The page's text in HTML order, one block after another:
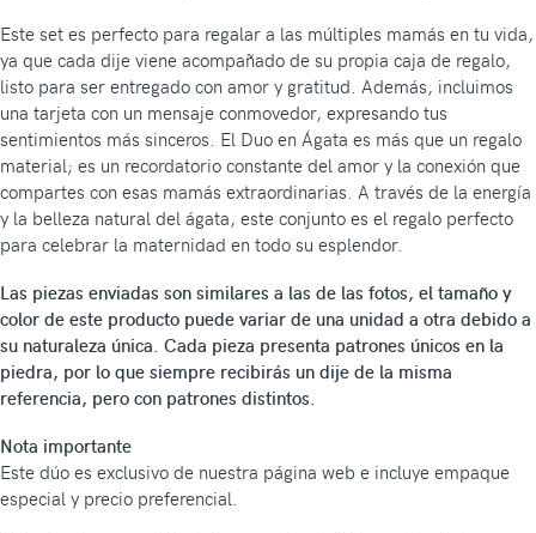
Este set es perfecto para regalar a las múltiples mamás en tu vida,
ya que cada dije viene acompañado de su propia caja de regalo,
listo para ser entregado con amor y gratitud. Además, incluimos
una tarjeta con un mensaje conmovedor, expresando tus
sentimientos más sinceros. El Duo en Ágata es más que un regalo
material; es un recordatorio constante del amor y la conexión que
compartes con esas mamás extraordinarias. A través de la energía
y la belleza natural del ágata, este conjunto es el regalo perfecto
para celebrar la maternidad en todo su esplendor.
Las piezas enviadas son similares a las de las fotos, el tamaño y
color de este producto puede variar de una unidad a otra debido a
su naturaleza única. Cada pieza presenta patrones únicos en la
piedra, por lo que siempre recibirás un dije de la misma
referencia, pero con patrones distintos.
Nota importante
Este dúo es exclusivo de nuestra página web e incluye empaque
especial y precio preferencial.